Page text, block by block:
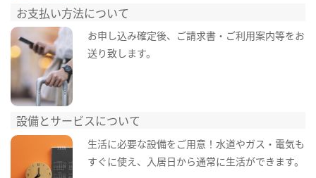
お支払い方法について
お申し込み確定後、ご請求書・ご利用案内等をお
送り致します。
設備とサービスについて
生活に必要な設備をご用意！水道やガス・電気も
すぐに使え、入居日から通常に生活ができます。